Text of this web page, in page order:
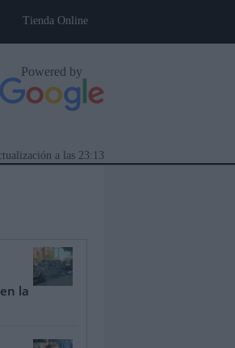
Tienda Online
Powered by
23:13
a las
la